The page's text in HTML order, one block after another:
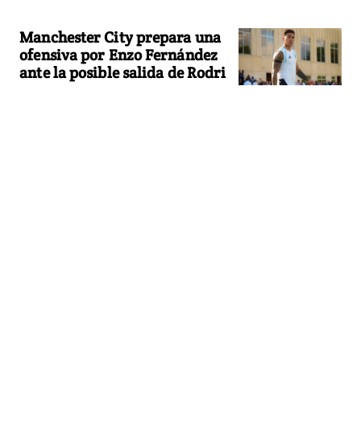
Manchester City prepara una
ofensiva por Enzo Fernández
ante la posible salida de Rodri